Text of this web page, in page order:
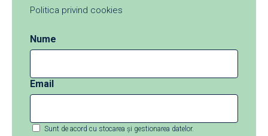
Politica privind cookies
Nume
Email
Sunt de acord cu stocarea și gestionarea datelor.